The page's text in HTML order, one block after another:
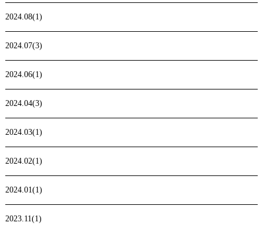
2024.08(1)
2024.07(3)
2024.06(1)
2024.04(3)
2024.03(1)
2024.02(1)
2024.01(1)
2023.11(1)